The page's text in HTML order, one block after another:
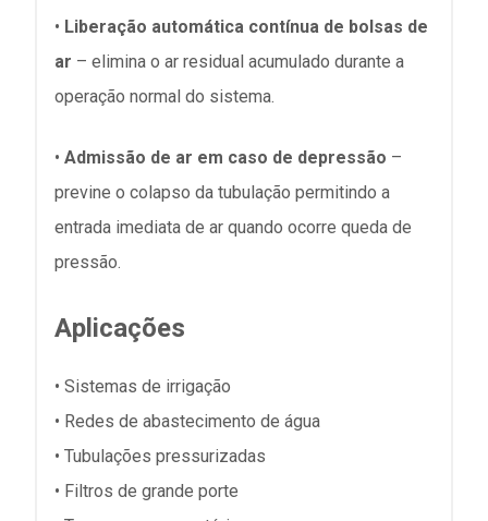
• Liberação automática contínua de bolsas de
ar – elimina o ar residual acumulado durante a
operação normal do sistema.
• Admissão de ar em caso de depressão –
previne o colapso da tubulação permitindo a
entrada imediata de ar quando ocorre queda de
pressão.
Aplicações
• Sistemas de irrigação
• Redes de abastecimento de água
• Tubulações pressurizadas
• Filtros de grande porte